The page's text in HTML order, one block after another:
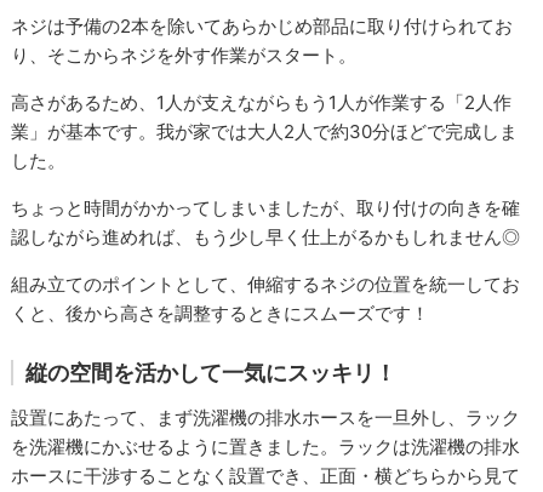
ネジは予備の2本を除いてあらかじめ部品に取り付けられてお
り、そこからネジを外す作業がスタート。
高さがあるため、1人が支えながらもう1人が作業する「2人作
業」が基本です。我が家では大人2人で約30分ほどで完成しま
した。
ちょっと時間がかかってしまいましたが、取り付けの向きを確
認しながら進めれば、もう少し早く仕上がるかもしれません◎
組み立てのポイントとして、伸縮するネジの位置を統一してお
くと、後から高さを調整するときにスムーズです！
縦の空間を活かして一気にスッキリ！
設置にあたって、まず洗濯機の排水ホースを一旦外し、ラック
を洗濯機にかぶせるように置きました。ラックは洗濯機の排水
ホースに干渉することなく設置でき、正面・横どちらから見て